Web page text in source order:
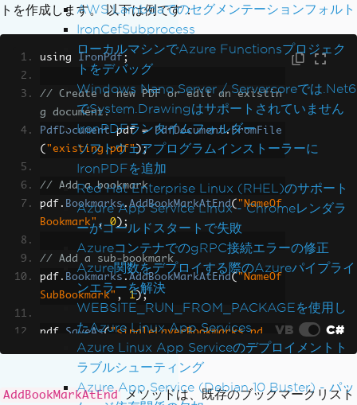
AWS Lambdaでのセグメンテーションフォルト
IronCefSubprocess
ローカルマシンでAzure Functionsプロジェク
トをデバッグ
Windows Nano Server / Servercoreでは.Net6
でSystem.Drawingはサポートされていません
IronPDFランタイムフォルダー
ソフトウェアプログラムインストーラーに
IronPDFを追加
Red Hat Enterprise Linux (RHEL)のサポート
Azure App Service Linux - Chromeレンダラ
ーがコールドスタートで失敗
AzureコンテナでのgRPC接続エラーの修正
Azure関数をデプロイする際のAzureパイプライ
ンエラーを解決
WEBSITE_RUN_FROM_PACKAGEを使用し
たAzure Linux App Services
Azure Linux App Serviceのデプロイメントト
ラブルシューティング
Azure App Service (Debian 10 Buster) - パッ
トを作成します。 以下は例です：
using IronPdf ;
// Create a new PDF or edit an existin
g document.
PdfDocument pdf = PdfDocument.FromFile
( "existing.pdf");
// Add a bookmark
pdf . Bookmarks. AddBookMarkAtEnd( "NameOf
Bookmark" , 0 );
// Add a sub-bookmark
pdf . Bookmarks . AddBookMarkAtEnd ( "NameOf
SubBookmark" , 1);
pdf SaveAs("singleLayerBookmarks.pd
VB C#
AddBookMarkAtEnd
メソッドは、既存のブックマークリスト